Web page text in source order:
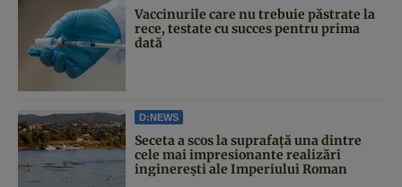
Vaccinurile care nu trebuie păstrate la
rece, testate cu succes pentru prima
dată
D:NEWS
Seceta a scos la suprafață una dintre
cele mai impresionante realizări
inginerești ale Imperiului Roman